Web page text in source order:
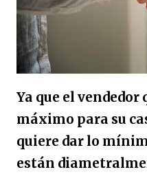
Ya que el
máximo para su
quiere dar lo
están